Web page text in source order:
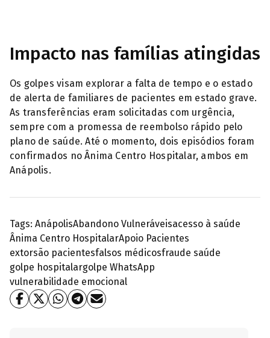
Impacto nas famílias atingidas
Os golpes visam explorar a falta de tempo e o estado
de alerta de familiares de pacientes em estado grave.
As transferências eram solicitadas com urgência,
sempre com a promessa de reembolso rápido pelo
plano de saúde. Até o momento, dois episódios foram
confirmados no Ânima Centro Hospitalar, ambos em
Anápolis.
Tags: AnápolisAbandono Vulneráveisacesso à saúde
Ânima Centro HospitalarApoio Pacientes
extorsão pacientesfalsos médicosfraude saúde
golpe hospitalargolpe WhatsApp
vulnerabilidade emocional